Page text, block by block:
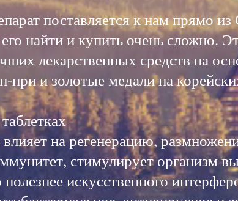
поставляется к нам прямо
найти и купить очень сложно.
лекарственных средств на
при и золотые медали на
на регенерацию,
стимулирует организм
искусственного